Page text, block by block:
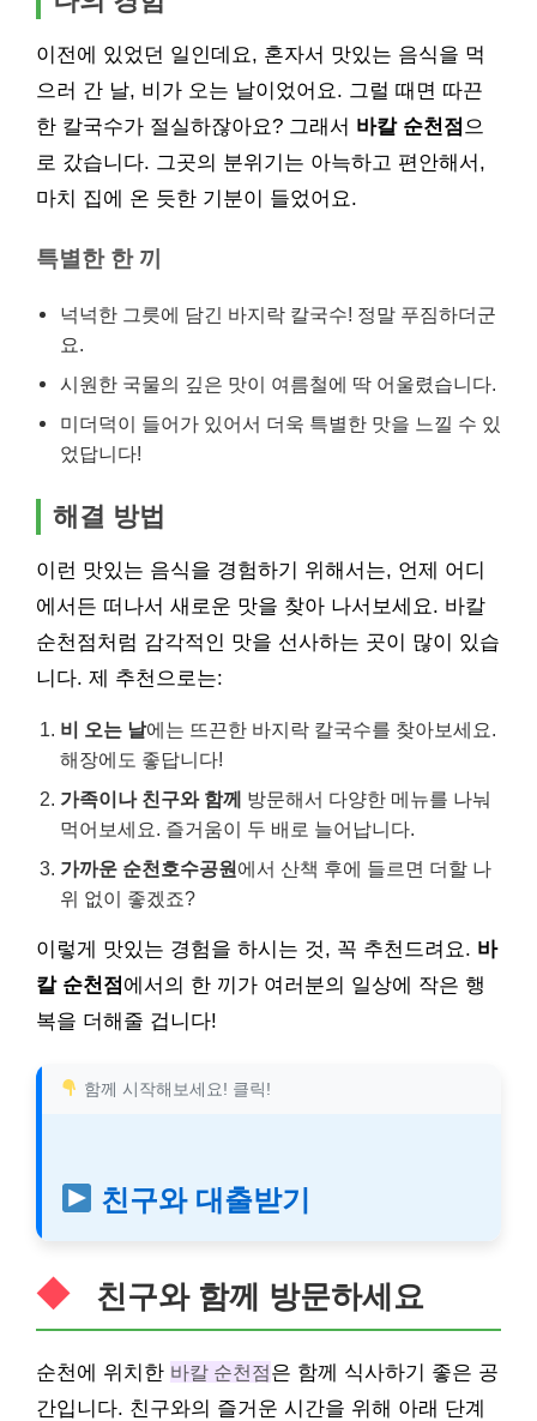
이전에 있었던 일인데요, 혼자서 맛있는 음식을 먹
으러 간 날, 비가 오는 날이었어요. 그럴 때면 따끈
한 칼국수가 절실하잖아요? 그래서 바칼 순천점으
로 갔습니다. 그곳의 분위기는 아늑하고 편안해서,
마치 집에 온 듯한 기분이 들었어요.
특별한 한 끼
넉넉한 그릇에 담긴 바지락 칼국수! 정말 푸짐하더군
요.
시원한 국물의 깊은 맛이 여름철에 딱 어울렸습니다.
미더덕이 들어가 있어서 더욱 특별한 맛을 느낄 수 있
었답니다!
해결 방법
이런 맛있는 음식을 경험하기 위해서는, 언제 어디
에서든 떠나서 새로운 맛을 찾아 나서보세요. 바칼
순천점처럼 감각적인 맛을 선사하는 곳이 많이 있습
니다. 제 추천으로는:
비 오는 날에는 뜨끈한 바지락 칼국수를 찾아보세요.
해장에도 좋답니다!
가족이나 친구와 함께 방문해서 다양한 메뉴를 나눠
먹어보세요. 즐거움이 두 배로 늘어납니다.
가까운 순천호수공원에서 산책 후에 들르면 더할 나
위 없이 좋겠죠?
이렇게 맛있는 경험을 하시는 것, 꼭 추천드려요. 바
칼 순천점에서의 한 끼가 여러분의 일상에 작은 행
복을 더해줄 겁니다!
함께 시작해보세요! 클릭!
친구와 대출받기
친구와 함께 방문하세요
순천에 위치한 바칼 순천점은 함께 식사하기 좋은 공
간입니다. 친구와의 즐거운 시간을 위해 아래 단계